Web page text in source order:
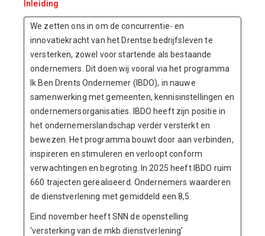
Inleiding
We zetten ons in om de concurrentie- en
innovatiekracht van het Drentse bedrijfsleven te
versterken, zowel voor startende als bestaande
ondernemers. Dit doen wij vooral via het programma
Ik Ben Drents Ondernemer (IBDO), in nauwe
samenwerking met gemeenten, kennisinstellingen en
ondernemersorganisaties. IBDO heeft zijn positie in
het ondernemerslandschap verder versterkt en
bewezen. Het programma bouwt door aan verbinden,
inspireren en stimuleren en verloopt conform
verwachtingen en begroting. In 2025 heeft IBDO ruim
660 trajecten gerealiseerd. Ondernemers waarderen
de dienstverlening met gemiddeld een 8,5.
Eind november heeft SNN de openstelling
‘versterking van de mkb dienstverlening’